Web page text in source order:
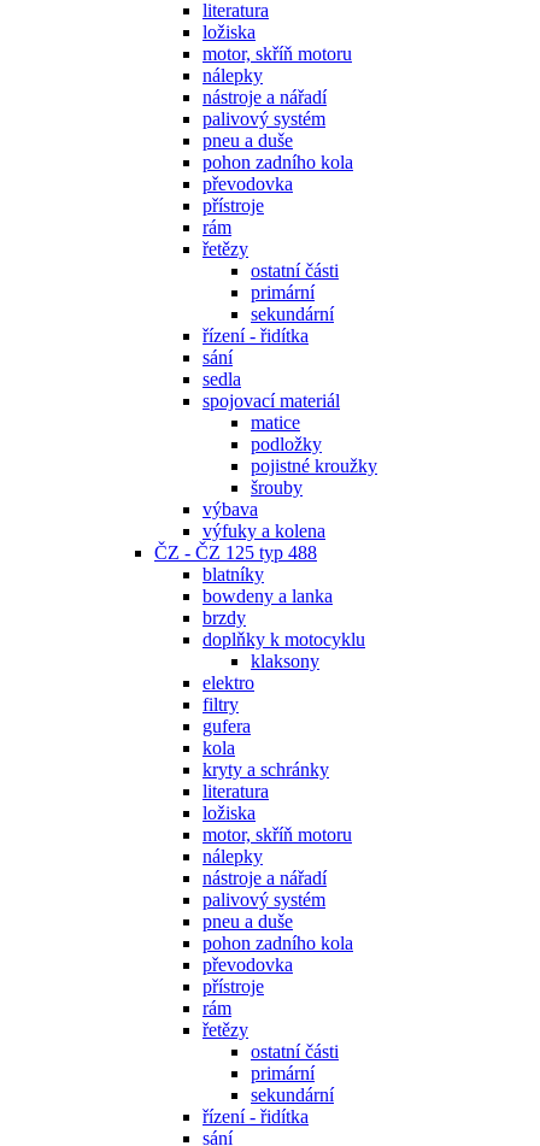
literatura
ložiska
motor, skříň motoru
nálepky
nástroje a nářadí
palivový systém
pneu a duše
pohon zadního kola
převodovka
přístroje
rám
řetězy
ostatní části
primární
sekundární
řízení - řidítka
sání
sedla
spojovací materiál
matice
podložky
pojistné kroužky
šrouby
výbava
výfuky a kolena
ČZ - ČZ 125 typ 488
blatníky
bowdeny a lanka
brzdy
doplňky k motocyklu
klaksony
elektro
filtry
gufera
kola
kryty a schránky
literatura
ložiska
motor, skříň motoru
nálepky
nástroje a nářadí
palivový systém
pneu a duše
pohon zadního kola
převodovka
přístroje
rám
řetězy
ostatní části
primární
sekundární
řízení - řidítka
sání